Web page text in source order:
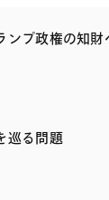
ンプ政権の知財
巡る問題